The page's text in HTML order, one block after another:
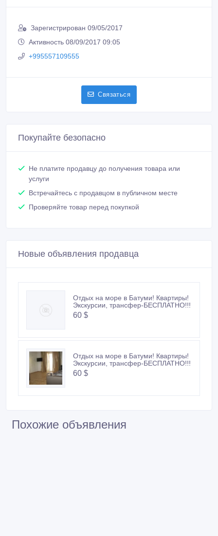
Зарегистрирован 09/05/2017
Активность 08/09/2017 09:05
+995557109555
Связаться
Покупайте безопасно
Не платите продавцу до получения товара или
услуги
Встречайтесь с продавцом в публичном месте
Проверяйте товар перед покупкой
Новые объявления продавца
Отдых на море в Батуми! Квартиры!
Экскурсии, трансфер-БЕСПЛАТНО!!!
60 $
Отдых на море в Батуми! Квартиры!
Экскурсии, трансфер-БЕСПЛАТНО!!!
60 $
Похожие объявления